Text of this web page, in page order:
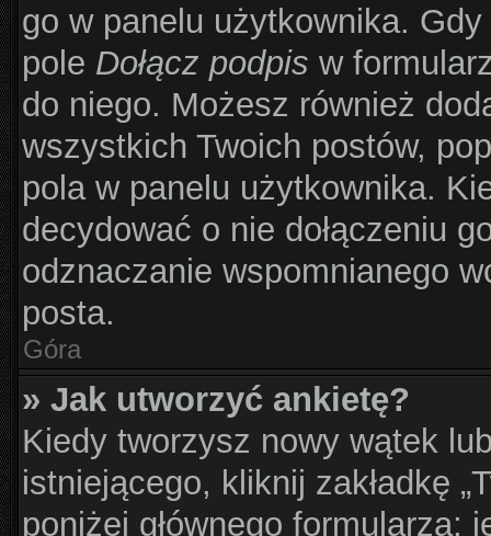
go w panelu użytkownika.
pole Dołącz podpis w
do niego. Możesz również
wszystkich Twoich postów,
pola w panelu użytkownika.
decydować o nie dołączeniu
odznaczanie wspomnianego
posta.
Góra
» Jak utworzyć ankietę?
Kiedy tworzysz nowy wątek
istniejącego, kliknij zakładkę
poniżej głównego formularza;